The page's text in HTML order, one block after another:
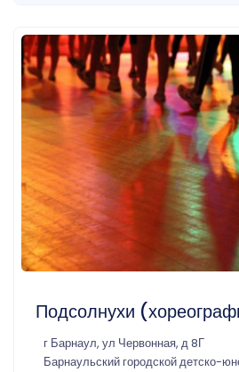
Подсолнухи
г Барнаул, ул Червонная, д 8Г
Барнаульский городской детско-